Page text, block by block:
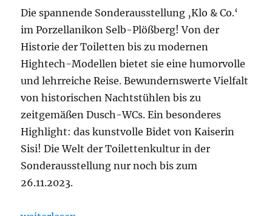
Die spannende Sonderausstellung ‚Klo & Co.‘
im Porzellanikon Selb-Plößberg! Von der
Historie der Toiletten bis zu modernen
Hightech-Modellen bietet sie eine humorvolle
und lehrreiche Reise. Bewundernswerte Vielfalt
von historischen Nachtstühlen bis zu
zeitgemäßen Dusch-WCs. Ein besonderes
Highlight: das kunstvolle Bidet von Kaiserin
Sisi! Die Welt der Toilettenkultur in der
Sonderausstellung nur noch bis zum
26.11.2023.